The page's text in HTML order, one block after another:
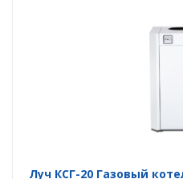
Луч КСГ-20 Газовый